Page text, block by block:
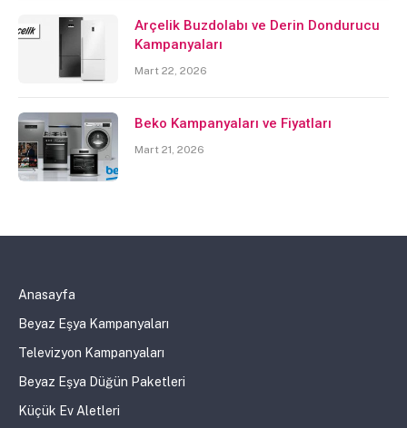
Arçelik Buzdolabı ve Derin Dondurucu
Kampanyaları
Mart 22, 2026
Beko Kampanyaları ve Fiyatları
Mart 21, 2026
Anasayfa
Beyaz Eşya Kampanyaları
Televizyon Kampanyaları
Beyaz Eşya Düğün Paketleri
Küçük Ev Aletleri